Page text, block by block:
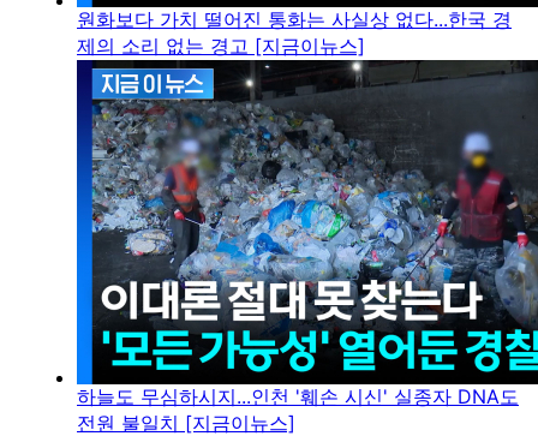
원화보다 가치 떨어진 통화는 사실상 없다...한국 경
제의 소리 없는 경고 [지금이뉴스]
하늘도 무심하시지...인천 '훼손 시신' 실종자 DNA도
전원 불일치 [지금이뉴스]